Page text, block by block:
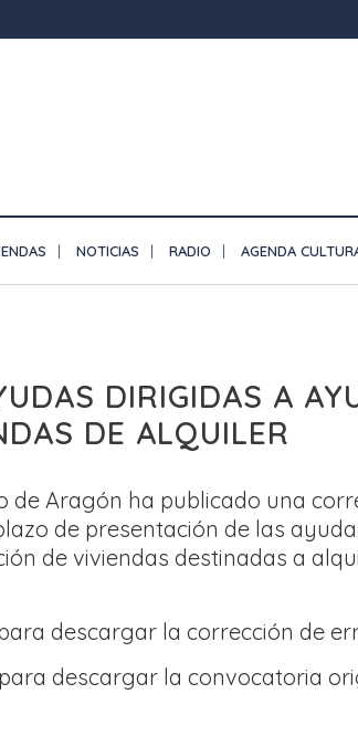
NOTICIAS RADIO AGENDA
DIRIGIDAS A
DE ALQUILER
de Aragón ha publicado una
de presentación de las
de viviendas destinadas a
descargar la corrección de
para descargar la convocatoria